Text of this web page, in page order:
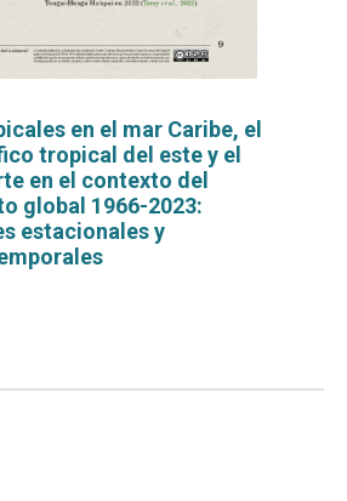
en el mar Caribe, el
tropical del este y el
en el contexto del
global 1966-2023:
estacionales y